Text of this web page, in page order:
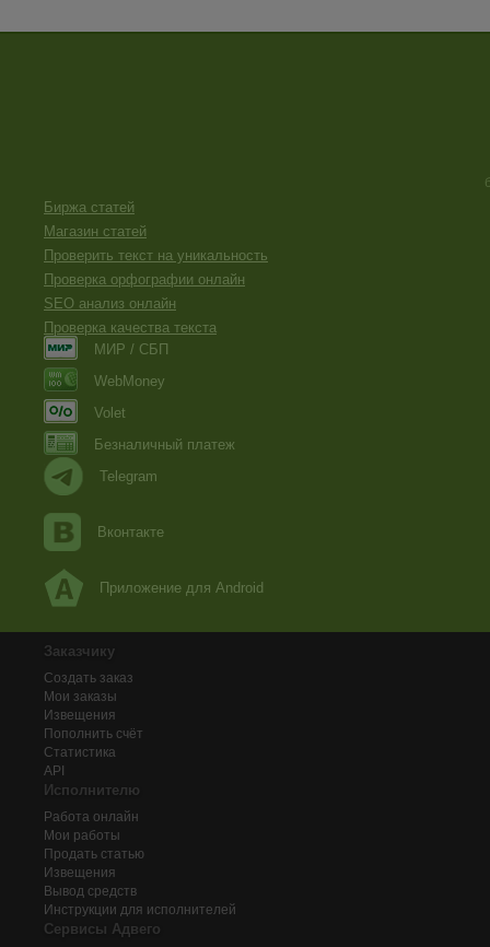
Биржа статей
Магазин статей
Проверить текст на уникальность
Проверка орфографии онлайн
SEO анализ онлайн
Проверка качества текста
МИР / СБП
WebMoney
Volet
Безналичный платеж
Telegram
Вконтакте
Приложение для Android
Заказчику
Создать заказ
Мои заказы
Извещения
Пополнить счёт
Статистика
API
Исполнителю
Работа онлайн
Мои работы
Продать статью
Извещения
Вывод средств
Инструкции для исполнителей
Сервисы Адвего